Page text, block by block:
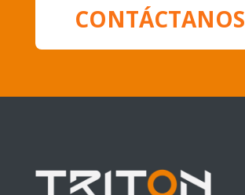
CONTÁCTANOS